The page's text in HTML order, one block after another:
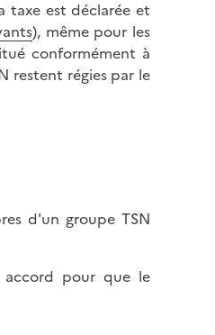
taxe est déclarée et
), même pour les
conformément à
restent régies par le
d'un groupe TSN
accord pour que le